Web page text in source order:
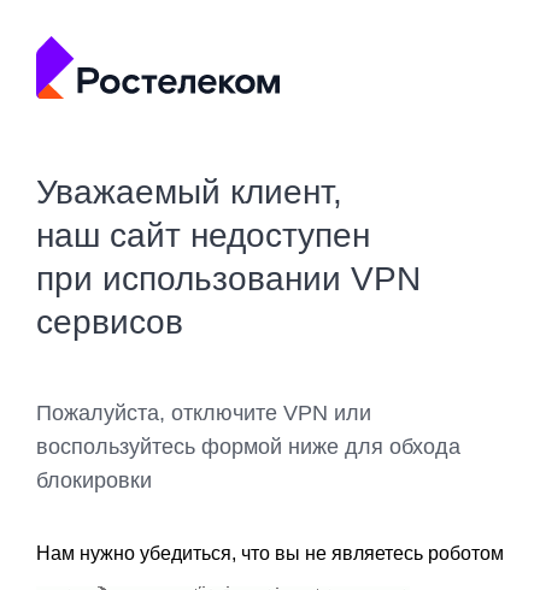
Уважаемый клиент,
наш сайт недоступен
при использовании VPN
сервисов
Пожалуйста, отключите VPN или
воспользуйтесь формой ниже для обхода
блокировки
Нам нужно убедиться, что вы не являетесь роботом